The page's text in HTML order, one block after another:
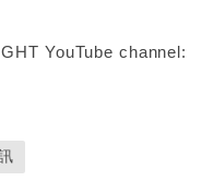
YouTube channel: